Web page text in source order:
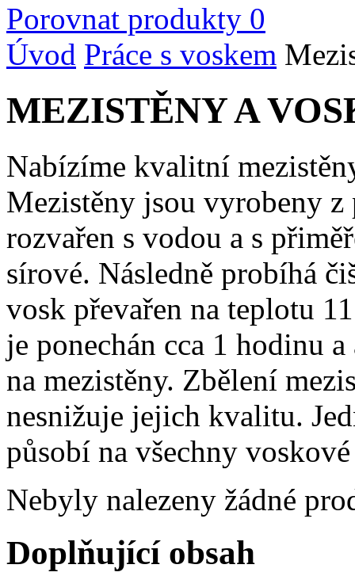
Porovnat produkty 0
Úvod Práce s voskem
MEZISTĚNY A
Nabízíme kvalitní
Mezistěny jsou vyrobeny
rozvařen s vodou a s
sírové. Následně probíhá
vosk převařen na teplotu
je ponechán cca 1 hodinu
na mezistěny. Zbělení
nesnižuje jejich kvalitu.
působí na všechny
Nebyly nalezeny žádné
Doplňující obsah